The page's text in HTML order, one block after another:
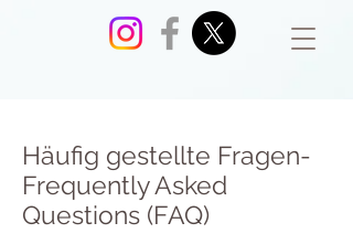
Häufig gestellte Fragen-
Frequently Asked
Questions (FAQ)